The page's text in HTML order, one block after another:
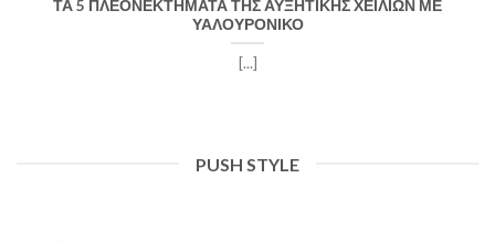
ΤΑ 5 ΠΛΕΟΝΕΚΤΗΜΑΤΑ ΤΗΣ ΑΥΞΗΤΙΚΗΣ ΧΕΙΛΙΩΝ ΜΕ
ΥΑΛΟΥΡΟΝΙΚΟ
[...]
PUSH STYLE